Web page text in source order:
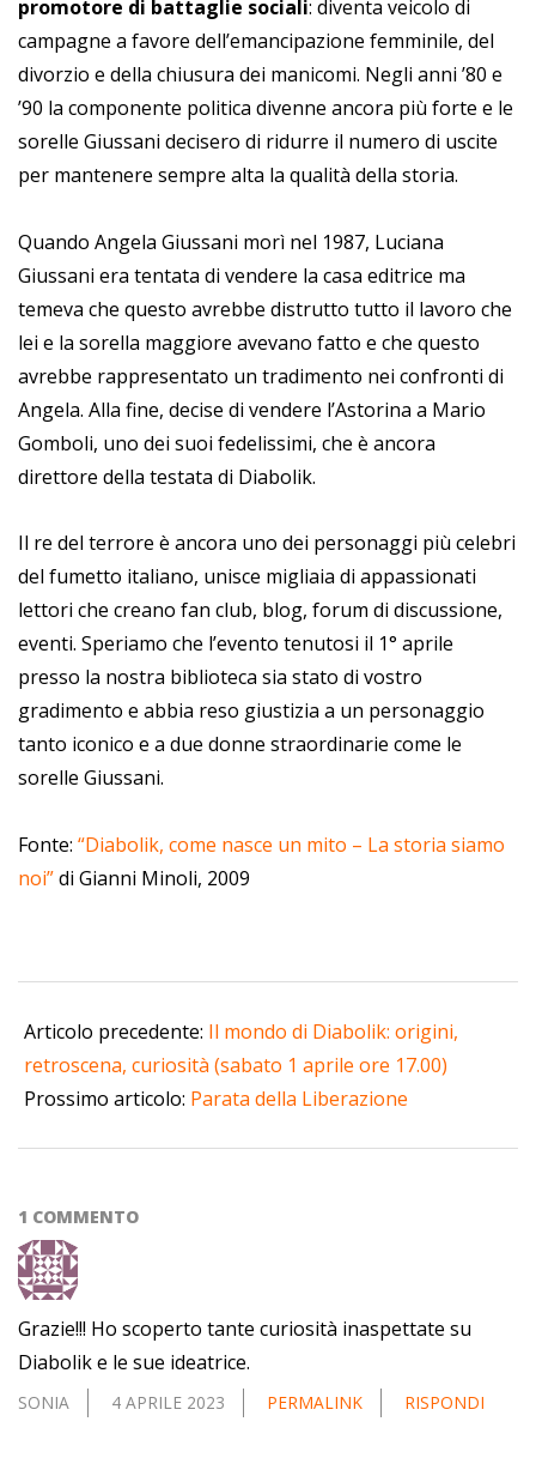
promotore di battaglie sociali: diventa veicolo di
campagne a favore dell’emancipazione femminile, del
divorzio e della chiusura dei manicomi. Negli anni ’80 e
’90 la componente politica divenne ancora più forte e le
sorelle Giussani decisero di ridurre il numero di uscite
per mantenere sempre alta la qualità della storia.
Quando Angela Giussani morì nel 1987, Luciana
Giussani era tentata di vendere la casa editrice ma
temeva che questo avrebbe distrutto tutto il lavoro che
lei e la sorella maggiore avevano fatto e che questo
avrebbe rappresentato un tradimento nei confronti di
Angela. Alla fine, decise di vendere l’Astorina a Mario
Gomboli, uno dei suoi fedelissimi, che è ancora
direttore della testata di Diabolik.
Il re del terrore è ancora uno dei personaggi più celebri
del fumetto italiano, unisce migliaia di appassionati
lettori che creano fan club, blog, forum di discussione,
eventi. Speriamo che l’evento tenutosi il 1° aprile
presso la nostra biblioteca sia stato di vostro
gradimento e abbia reso giustizia a un personaggio
tanto iconico e a due donne straordinarie come le
sorelle Giussani.
Fonte: “Diabolik, come nasce un mito – La storia siamo
noi”di Gianni Minoli, 2009
04-
04
Articolo precedente: Il mondo di Diabolik: origini,
retroscena, curiosità (sabato 1 aprile ore 17.00)
Prossimo articolo: Parata della Liberazione
1 COMMENTO
Grazie!!! Ho scoperto tante curiosità inaspettate su
Diabolik e le sue ideatrice.
SONIA 4 APRILE 2023 PERMALINK RISPONDI